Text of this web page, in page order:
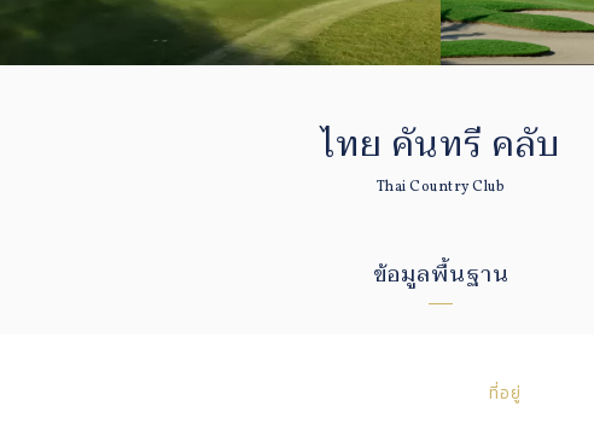
ไทย คันทรี คลับ
Thai Country Club
ข้อมูลพื้นฐาน
ที่อยู่